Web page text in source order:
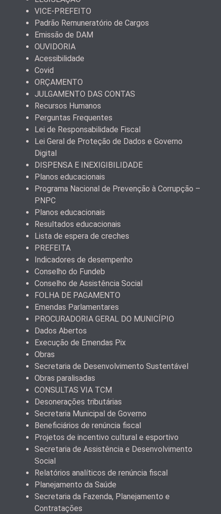
VICE-PREFEITO
Padrão Remuneratório de Cargos
Emissão de DAM
OUVIDORIA
Acessibilidade
Covid
ORÇAMENTO
JULGAMENTO DAS CONTAS
Recursos Humanos
Perguntas Frequentes
Lei de Responsabilidade Fiscal
Lei Geral de Proteção de Dados e Governo
Digital
DISPENSA E INEXIGIBILIDADE
Planos educacionais
Programa Nacional de Prevenção à Corrupção –
PNPC
Planos educacionais
Resultados educacionais
Lista de espera de creches
PREFEITA
Indicadores de desempenho
Conselho do Fundeb
Conselho de Assistência Social
FOLHA DE PAGAMENTO
Emendas Parlamentares
PROCURADORIA GERAL DO MUNICÍPIO
Dados Abertos
Execução de Emendas Pix
Obras
Secretaria de Desenvolvimento Sustentável
Obras paralisadas
CONSULTAS VIA TCM
Desonerações tributárias
Secretaria Municipal de Governo
Beneficiários de renúncia fiscal
Projetos de incentivo cultural e esportivo
Secretaria de Assistência e Desenvolvimento
Social
Relatórios analíticos de renúncia fiscal
Planejamento da Saúde
Secretaria da Fazenda, Planejamento e
Contratações